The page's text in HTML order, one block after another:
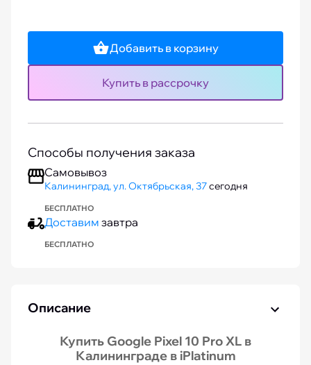
Добавить в корзину
Купить в рассрочку
Способы получения заказа
Самовывоз
Калининград, ул. Октябрьская, 37сегодня
БЕСПЛАТНО
Доставим завтра
БЕСПЛАТНО
Описание
Купить Google Pixel 10 Pro XL в
Калининграде в iPlatinum